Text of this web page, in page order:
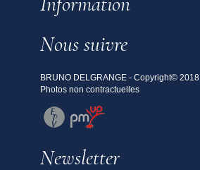
Nous suivre
BRUNO DELGRANGE - Copyright© 2018
Photos non contractuelles
Newsletter